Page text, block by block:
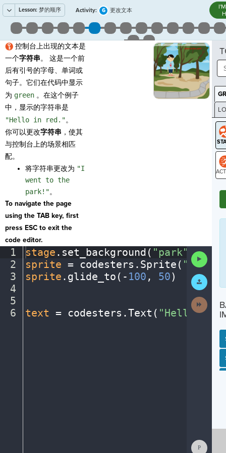
Lesson: 梦的顺序 Activity: 6 更改文本
控制台上出现的文本是
一个字符串。 这是一个前
后有引号的字母、单词或
句子。它们在代码中显示
为 green 。在这个例子
中，显示的字符串是
"Hello in red."。
你可以更改字符串 ，使其
与控制台上的场景相匹
配。
将字符串更改为 "I
went to the
park!"。
To navigate the page
using the TAB key, first
press ESC to exit the
code editor.
1
2
3
4
5
6
stage . set_background( "park" )¬
sprite = codesters . Sprite(
sprite . glide_to( - 100 , 50)
text = codesters .Text( "Hello·in
Code
Work
Activity